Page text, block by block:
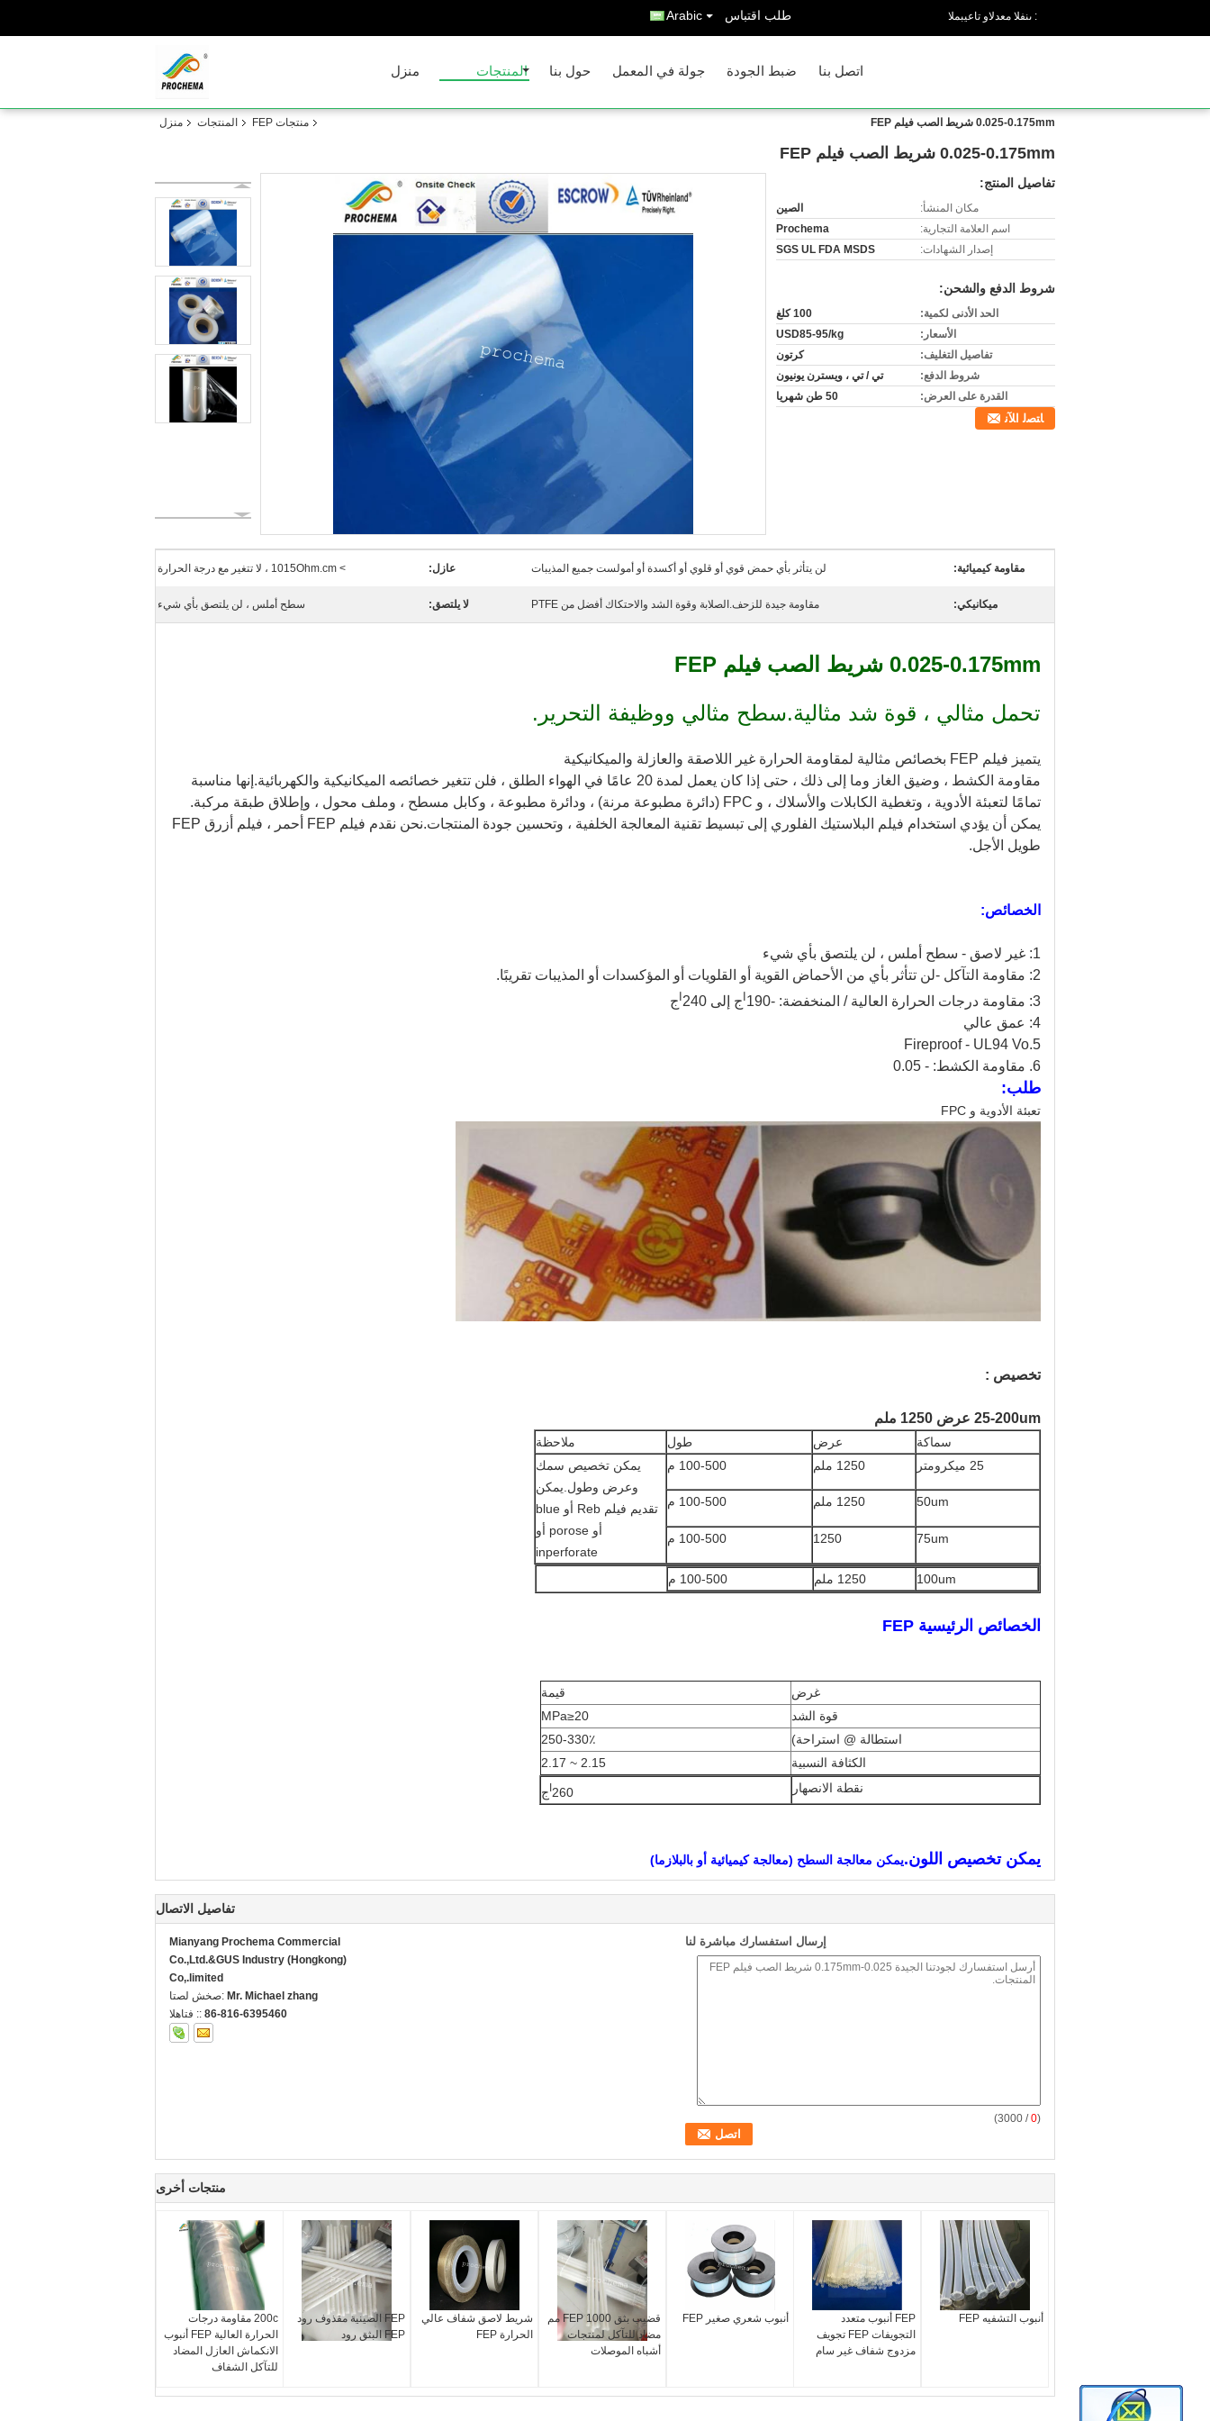
المبيعات والدعم الفنى : طلب اقتباس Arabic
منزل المنتجات حول بنا جولة في المعمل ضبط الجودة اتصل بنا
منزل المنتجات منتجات FEP 0.025-0.175mm شريط الصب فيلم FEP
0.025-0.175mm شريط الصب فيلم FEP
تفاصيل المنتج:
مكان المنشأ:
الصين
اسم العلامة التجارية:
Prochema
إصدار الشهادات:
SGS UL FDA MSDS
شروط الدفع والشحن:
الحد الأدنى لكمية:
100 كلغ
الأسعار:
USD85-95/kg
تفاصيل التغليف:
كرتون
شروط الدفع:
تي / تي ، ويسترن يونيون
القدرة على العرض:
50 طن شهريا
ﺎﺘﺼﻟ ﺍﻶﻧ
مقاومة كيميائية: لن يتأثر بأي حمض قوي أو قلوي أو أكسدة أو أمولست جميع المذيبات عازل: > 1015Ohm.cm ، لا تتغير مع درجة الحرارة
ميكانيكي: مقاومة جيدة للزحف.الصلابة وقوة الشد والاحتكاك أفضل من PTFE لا يلتصق: سطح أملس ، لن يلتصق بأي شيء
0.025-0.175mm شريط الصب فيلم FEP
تحمل مثالي ، قوة شد مثالية.سطح مثالي ووظيفة التحرير.
يتميز فيلم FEP بخصائص مثالية لمقاومة الحرارة غير اللاصقة والعازلة والميكانيكية
مقاومة الكشط ، وضيق الغاز وما إلى ذلك ، حتى إذا كان يعمل لمدة 20 عامًا في الهواء الطلق ، فلن تتغير خصائصه الميكانيكية والكهربائية.إنها مناسبة
تمامًا لتعبئة الأدوية ، وتغطية الكابلات والأسلاك ، و FPC (دائرة مطبوعة مرنة) ، ودائرة مطبوعة ، وكابل مسطح ، وملف محول ، وإطلاق طبقة مركبة.
يمكن أن يؤدي استخدام فيلم البلاستيك الفلوري إلى تبسيط تقنية المعالجة الخلفية ، وتحسين جودة المنتجات.نحن نقدم فيلم FEP أحمر ، فيلم أزرق FEP
طويل الأجل.
الخصائص:
1: غير لاصق - سطح أملس ، لن يلتصق بأي شيء
2: مقاومة التآكل -
لن تتأثر بأي من الأحماض القوية أو القلويات أو المؤكسدات أو المذيبات تقريبًا.
3: مقاومة درجات الحرارة العالية / المنخفضة: -190
ج إلى 240
ج
4: عمق عالي
5.Fireproof - UL94 Vo
6. مقاومة الكشط: - 0.05
طلب:
تعبئة الأدوية و FPC
تخصيص :
25-200um عرض 1250 ملم
سماكة عرض طول
ملاحظة
25 ميكرومتر
1250 ملم 100-500 م
يمكن تخصيص سمك
وعرض وطول.يمكن
تقديم فيلم Reb أو blue
أو porose أو
inperforate
50um 1250 ملم 100-500 م
75um
1250 100-500 م
100um 1250 ملم 100-500 م
الخصائص الرئيسية FEP
غرض
قيمة
قوة الشد
MPa≥20
استطالة @ استراحة)
250-330٪
الكثافة النسبية
2.15 ~ 2.17
نقطة الانصهار
260 ج
يمكن تخصيص اللون.يمكن معالجة السطح (معالجة كيميائية أو بالبلازما)
تفاصيل الاتصال
Mianyang Prochema Commercial
Co.,Ltd.&GUS Industry (Hongkong)
Co,.limited
اتصل شخص: Mr. Michael zhang
الهاتف :: 86-816-6395460
إرسال استفسارك مباشرة لنا
(
0
/ 3000)
منتجات أخرى
200c مقاومة درجات
الحرارة العالية FEP أنبوب
الانكماش العازل المضاد
للتآكل الشفاف
FEP الصينية مقذوف رود
FEP البثق رود
شريط لاصق شفاف عالي
الحرارة FEP
قضيب بثق FEP 1000 مم
مضاد للتآكل لمنتجات
أشباه الموصلات
أنبوب شعري صغير FEP
FEP أنبوب متعدد
التجويفات FEP تجويف
مزدوج شفاف غير سام
أنبوب التشفيه FEP